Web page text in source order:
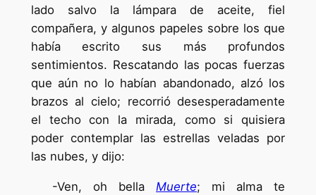
lado salvo la lámpara de aceite, fiel
compañera, y algunos papeles sobre los que
había escrito sus más profundos
sentimientos. Rescatando las pocas fuerzas
que aún no lo habían abandonado, alzó los
brazos al cielo; recorrió desesperadamente
el techo con la mirada, como si quisiera
poder contemplar las estrellas veladas por
las nubes, y dijo:
-Ven, oh bella Muerte; mi alma te